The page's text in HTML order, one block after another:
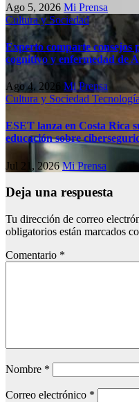
Ago 5, 2026 Mi Prensa
Cultura y Sociedad
Experto comparte consejos
cognitivo у enfermedad de
Ago 4, 2026 Mi Prensa
Cultura y Sociedad Tecnología
ESET lanza en Costa Rica
educación sobre
Jul 21, 2026Mi Prensa
Deja una respuesta
Tu dirección de correo
obligatorios están marcados
Comentario *
Nombre *
Correo electrónico *